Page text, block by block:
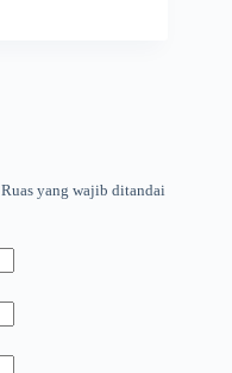
Ruas yang wajib ditandai